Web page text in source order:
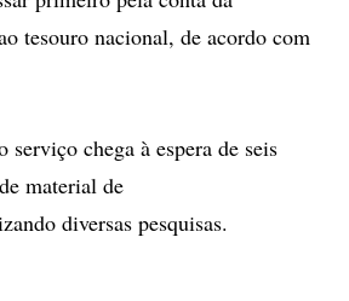
tesouro nacional, de acordo com
chega à espera de seis
material de
diversas pesquisas.